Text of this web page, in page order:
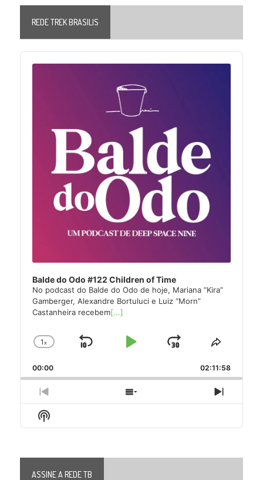
REDE TREK BRASILIS
Audio
Player
Balde do Odo #122 Children of Time
No podcast do Balde do Odo de hoje, Mariana “Kira”
Gamberger, Alexandre Bortuluci e Luiz “Morn”
Castanheira recebem[...]
Change
Rate
1x
Skip
Play
Jump
Forward
Share
Episode
00:00 02:11:58
Previous
Episode
Show
Next
Show
Podcast
ASSINE A REDE TB